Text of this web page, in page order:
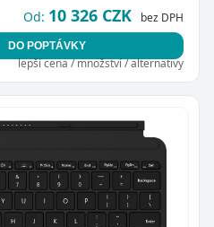
Od: 10 326 CZK bez DPH
DO POPTÁVKY
lepší cena / množství / alternativy